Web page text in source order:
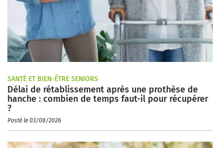
SANTÉ ET BIEN-ÊTRE SENIORS
Délai de rétablissement après une prothèse de
hanche : combien de temps faut-il pour récupérer
?
Posté le 03/08/2026